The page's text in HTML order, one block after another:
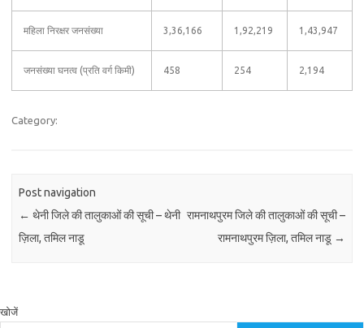
महिला निरक्षर जनसंख्या 3,36,166 1,92,219 1,43,947
जनसंख्या घनत्व (प्रति वर्ग किमी) 458 254 2,194
Category:
Post navigation
← थेनी जिले की तालुकाओं की सूची – थेनी
ज़िला, तमिल नाडू
रामनाथपुरम जिले की तालुकाओं की सूची –
रामनाथपुरम ज़िला, तमिल नाडू →
खोजें